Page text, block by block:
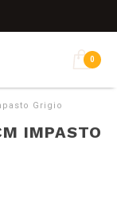
0
Grigio
IMPASTO